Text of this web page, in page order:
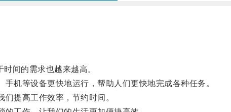
间的需求也越来越高。
等设备更快地运行，帮助人们更快地完成各种任务。
提高工作效率，节约时间。